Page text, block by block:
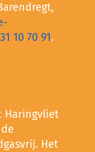
10 70 91.
Haringvliet
Het